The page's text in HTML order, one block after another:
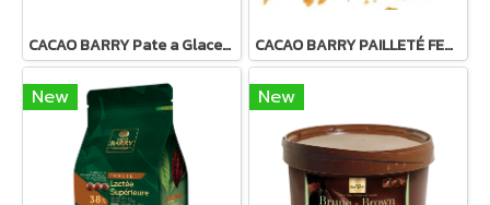
CACAO BARRY Pate a Glacer Ivoire : White Compound Coating CACAO BARRY PAILLETÉ FEUILLETINE™ (ROYALTINE)
New New